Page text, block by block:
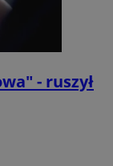
- ruszył